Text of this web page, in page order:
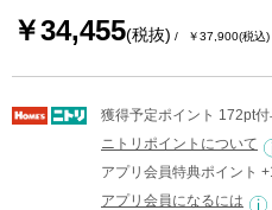
￥34,455(税抜) ￥37,900(税込)
獲得予定ポイント 172pt
ニトリポイントについて
アプリ会員特典ポイント
アプリ会員になるには